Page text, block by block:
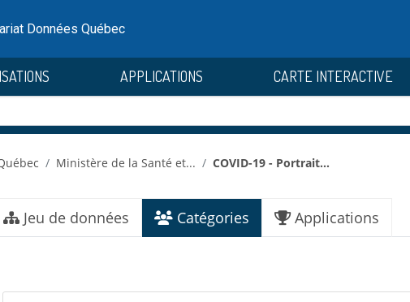
Données Québec
APPLICATIONS CARTE INTERACTIVE
Ministère de la Santé et... COVID-19 - Portrait...
Jeu de données Catégories Applications